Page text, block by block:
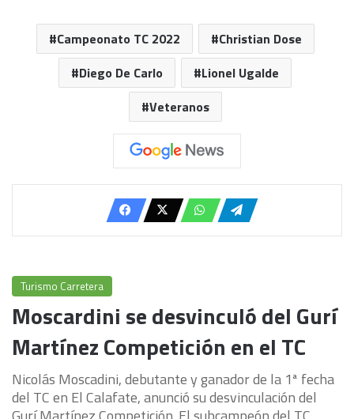
Campeonato TC 2022
Christian Dose
Diego De Carlo
Lionel Ugalde
Veteranos